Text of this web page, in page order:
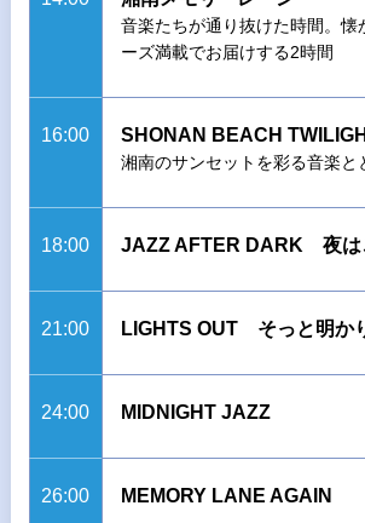
音楽たちが通り抜けた時間。懐
ーズ満載でお届けする2時間
16:00 SHONAN BEACH
湘南のサンセットを彩る音楽と
18:00 JAZZ AFTER DARK 夜は
21:00 LIGHTS OUT そっと明か
24:00 MIDNIGHT JAZZ
26:00 MEMORY LANE AGAIN